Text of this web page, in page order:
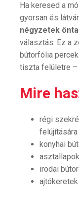
Ha keresed a
gyorsan és
négyzetek
választás. Ez a
bútorfólia
tiszta felületre –
Mire
régi
felújítására
konyhai
irodai